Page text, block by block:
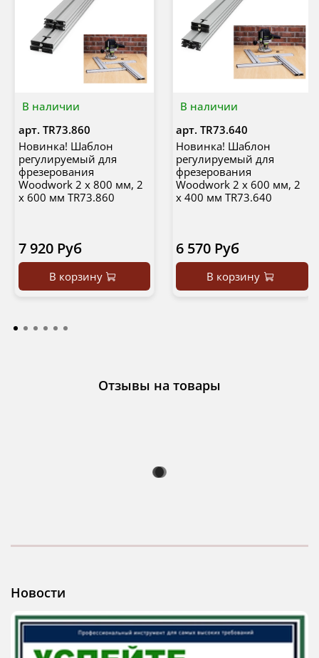
В наличии
арт. TR73.860
Новинка! Шаблон
регулируемый для
фрезерования
Woodwork 2 х 800 мм, 2
х 600 мм TR73.860
7 920 Руб
В корзину
В наличии
арт. TR73.640
Новинка! Шаблон
регулируемый для
фрезерования
Woodwork 2 х 600 мм, 2
х 400 мм TR73.640
6 570 Руб
В корзину
Отзывы на товары
Новости